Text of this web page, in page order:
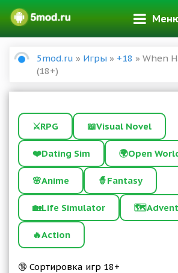
5mod.ru » Игры » +18 » When
(18+)
⚔️RPG 📖Visual Novel
❤️Dating Sim 🌍Open
🌸Anime 🧙Fantasy
🏡Life Simulator 🗺️
🔥Action
🔞 Сортировка игр 18+